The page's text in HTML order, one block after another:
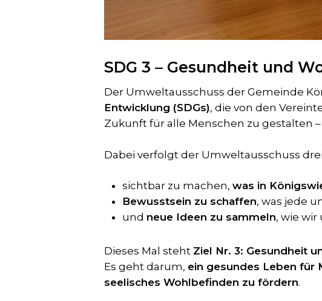
SDG 3 – Gesundheit und
Der Umweltausschuss der Gemeinde
Entwicklung (SDGs), die von den
Zukunft für alle Menschen zu gestalten
Dabei verfolgt der Umweltausschuss
sichtbar zu machen,was in
Bewusstsein zu schaffen, was jede
und neue Ideen zu sammeln, wie
Dieses Mal steht Ziel Nr. 3: Gesundheit
Es geht darum, ein gesundes Leben für
seelisches Wohlbefinden zu fördern.